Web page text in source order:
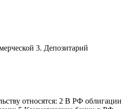
3. Депозитарий
относятся: 2 В РФ облигации